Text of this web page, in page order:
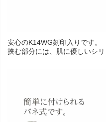
安心のK14WG刻印入りです。
挟む部分には、肌に優しいシ